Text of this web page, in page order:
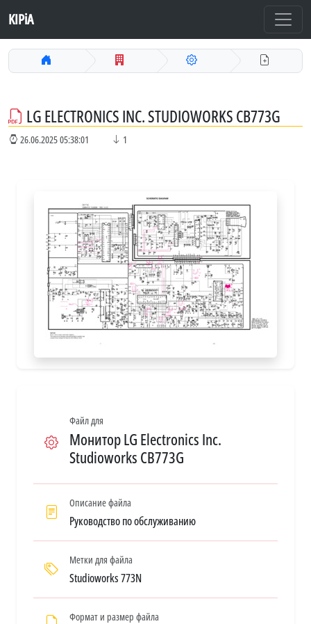
KIPiA
LG ELECTRONICS INC. STUDIOWORKS CB773G
26.06.2025 05:38:01 1
Файл для
Монитор LG Electronics Inc.
Studioworks CB773G
Описание файла
Руководство по обслуживанию
Метки для файла
Studioworks 773N
Формат и размер файла